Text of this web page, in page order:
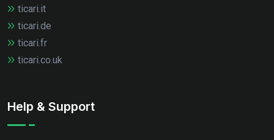
ticari.it
ticari.de
ticari.fr
ticari.co.uk
Help & Support